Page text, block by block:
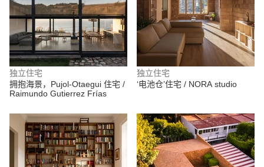
独立住宅
拥抱海景，Pujol-Otaegui 住宅 /
Raimundo Gutierrez Frías
独立住宅
‘电池仓’住宅 / NORA studio